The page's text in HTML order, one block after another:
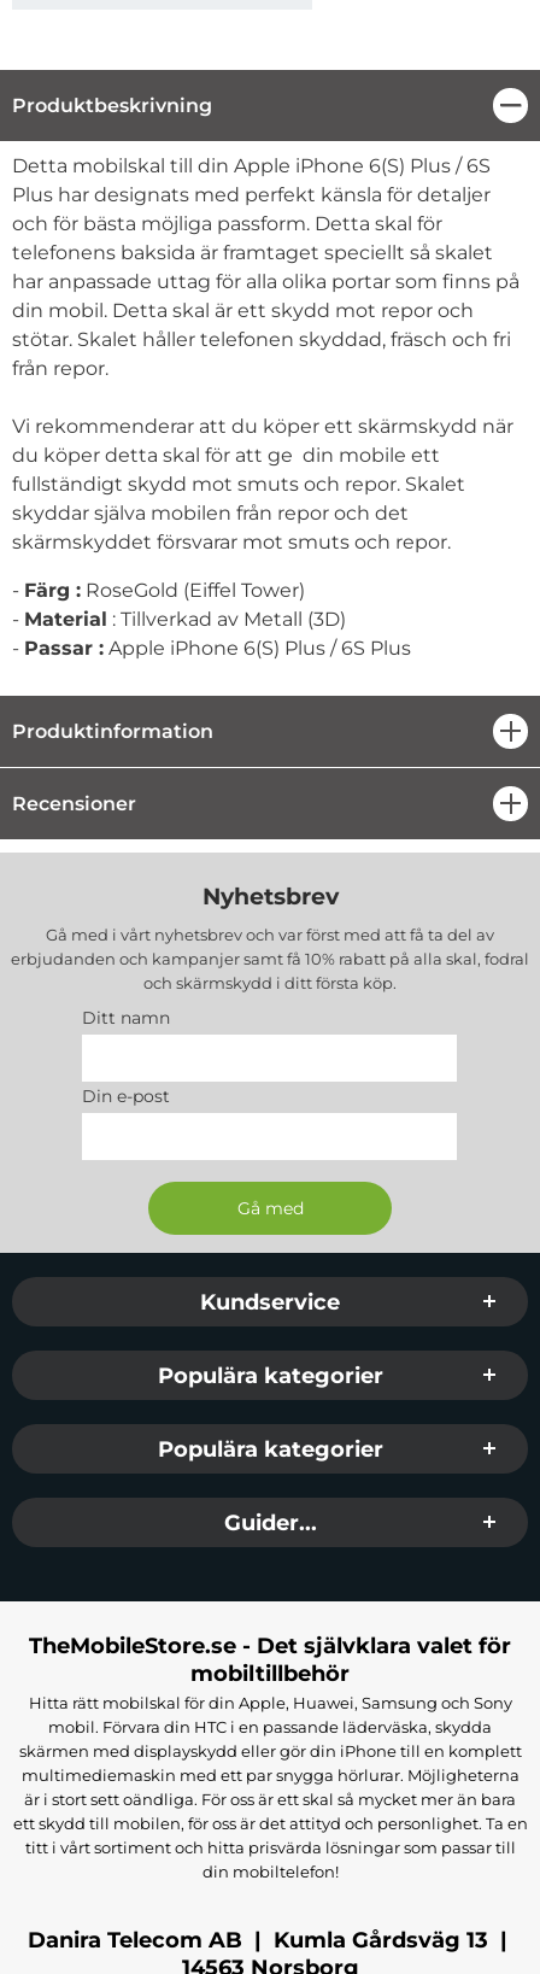
Produktbeskrivning
Produktbeskrivning
Detta mobilskal till din Apple iPhone 6(S) Plus / 6S
Plus har designats med perfekt känsla för detaljer
och för bästa möjliga passform. Detta skal för
telefonens baksida är framtaget speciellt så skalet
har anpassade uttag för alla olika portar som finns på
din mobil. Detta skal är ett skydd mot repor och
stötar. Skalet håller telefonen skyddad, fräsch och fri
från repor.
Vi rekommenderar att du köper ett skärmskydd när
du köper detta skal för att ge din mobile ett
fullständigt skydd mot smuts och repor. Skalet
skyddar själva mobilen från repor och det
skärmskyddet försvarar mot smuts och repor.
- Färg : RoseGold (Eiffel Tower)
- Material : Tillverkad av Metall (3D)
- Passar : Apple iPhone 6(S) Plus / 6S Plus
Produktinformation
Recensioner
Nyhetsbrev
Gå med i vårt nyhetsbrev och var först med att få ta del av
erbjudanden och kampanjer samt få 10% rabatt på alla skal, fodral
och skärmskydd i ditt första köp.
Ditt namn
Din e-post
Sidfot Blandad info och länkar
Kundservice
Populära kategorier
Populära kategorier
Guider...
TheMobileStore.se - Det självklara valet för
mobiltillbehör
Hitta rätt mobilskal för din Apple, Huawei, Samsung och Sony
mobil. Förvara din HTC i en passande läderväska, skydda
skärmen med displayskydd eller gör din iPhone till en komplett
multimediemaskin med ett par snygga hörlurar. Möjligheterna
är i stort sett oändliga. För oss är ett skal så mycket mer än bara
ett skydd till mobilen, för oss är det attityd och personlighet. Ta en
titt i vårt sortiment och hitta prisvärda lösningar som passar till
din mobiltelefon!
Danira Telecom AB | Kumla Gårdsväg 13 |
14563 Norsborg